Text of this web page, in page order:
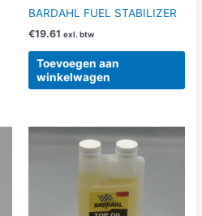
BARDAHL FUEL STABILIZER
€19.61 exl. btw
Toevoegen aan
winkelwagen